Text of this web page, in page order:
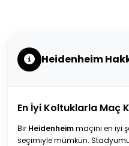
Heidenheim
En İyi Koltuklarla Maç
Bir Heidenheimmaçını en iyi
seçimiyle mümkün.